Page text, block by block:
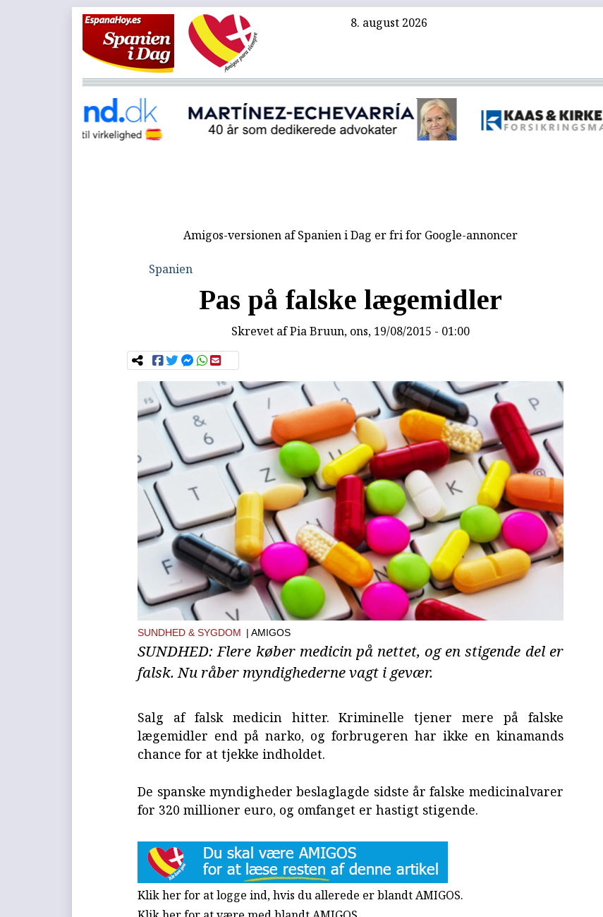
8. august 2026
Amigos-versionen af Spanien i Dag er fri for Google-annoncer
Spanien
Pas på falske lægemidler
Skrevet afPia Bruun, ons, 19/08/2015 - 01:00
SUNDHED & SYGDOM | AMIGOS
SUNDHED: Flere køber medicin på nettet, og en stigende del er
falsk. Nu råber myndighederne vagt i gevær.
Salg af falsk medicin hitter. Kriminelle tjener mere på falske
lægemidler end på narko, og forbrugeren har ikke en kinamands
chance for at tjekke indholdet.
De spanske myndigheder beslaglagde sidste år falske medicinalvarer
for 320 millioner euro, og omfanget er hastigt stigende.
Klik her for at logge ind, hvis du allerede er blandt AMIGOS.